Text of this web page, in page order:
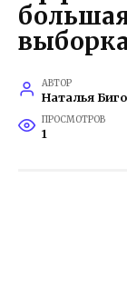
АВТОР
Наталья
ПРОСМОТРОВ
1